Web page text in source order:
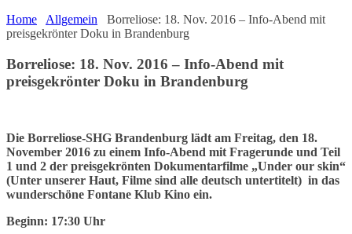
Home
Allgemein
Borreliose: 18. Nov. 2016 – Info-Abend mit
preisgekrönter Doku in Brandenburg
Borreliose: 18. Nov. 2016 – Info-Abend mit
preisgekrönter Doku in Brandenburg
Die Borreliose-SHG Brandenburg lädt am Freitag, den 18.
November 2016 zu einem Info-Abend mit Fragerunde und Teil
1 und 2 der preisgekrönten Dokumentarfilme „Under our skin“
(Unter unserer Haut, Filme sind alle deutsch untertitelt) in das
wunderschöne Fontane Klub Kino ein.
Beginn: 17:30 Uhr